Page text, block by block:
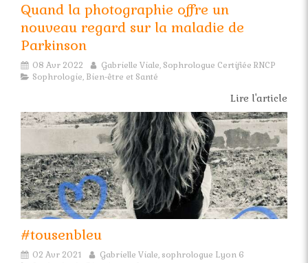
Quand la photographie offre un
nouveau regard sur la maladie de
Parkinson
08 Avr 2022
Gabrielle Viale, Sophrologue Certifiée RNCP
Sophrologie, Bien-être et Santé
Lire l'article
#tousenbleu
02 Avr 2021
Gabrielle Viale, sophrologue Lyon 6